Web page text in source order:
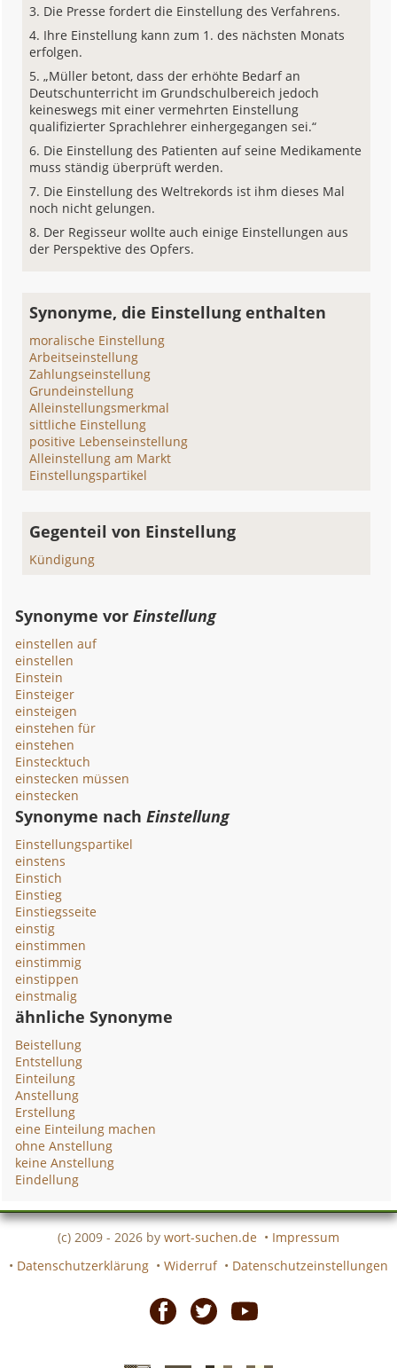
Die Presse fordert die Einstellung des Verfahrens.
Ihre Einstellung kann zum 1. des nächsten Monats
erfolgen.
„Müller betont, dass der erhöhte Bedarf an
Deutschunterricht im Grundschulbereich jedoch
keineswegs mit einer vermehrten Einstellung
qualifizierter Sprachlehrer einhergegangen sei.“
Die Einstellung des Patienten auf seine Medikamente
muss ständig überprüft werden.
Die Einstellung des Weltrekords ist ihm dieses Mal
noch nicht gelungen.
Der Regisseur wollte auch einige Einstellungen aus
der Perspektive des Opfers.
Synonyme, die Einstellung enthalten
moralische Einstellung
Arbeitseinstellung
Zahlungseinstellung
Grundeinstellung
Alleinstellungsmerkmal
sittliche Einstellung
positive Lebenseinstellung
Alleinstellung am Markt
Einstellungspartikel
Gegenteil von Einstellung
Kündigung
Synonyme vorEinstellung
einstellen auf
einstellen
Einstein
Einsteiger
einsteigen
einstehen für
einstehen
Einstecktuch
einstecken müssen
einstecken
Synonyme nachEinstellung
Einstellungspartikel
einstens
Einstich
Einstieg
Einstiegsseite
einstig
einstimmen
einstimmig
einstippen
einstmalig
ähnliche Synonyme
Beistellung
Entstellung
Einteilung
Anstellung
Erstellung
eine Einteilung machen
ohne Anstellung
keine Anstellung
Eindellung
(c) 2009 - 2026 by wort-suchen.de • Impressum
• Datenschutzerklärung • Widerruf • Datenschutzeinstellungen